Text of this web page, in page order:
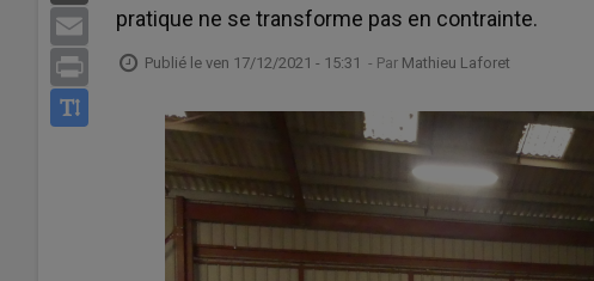
Email
Print
pratique ne se transforme pas en contrainte.
Publié le ven 17/12/2021 - 15:31 - Par Mathieu Laforet